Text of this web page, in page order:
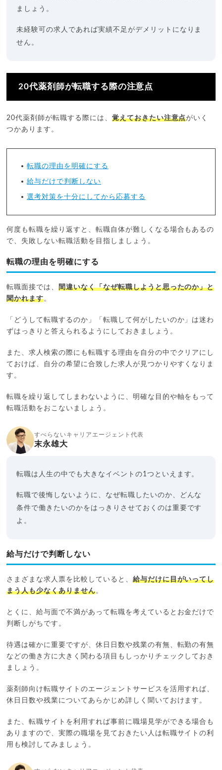
ましょう。
未経験可の求人であれば実績不足がデメリットになりま
せん。
20代薬剤師が転職する際の注意点
20代薬剤師が転職する際には、 覚えておきたい注意点がいく
つかあります。
転職の理由を明確にする
給与だけで判断しない
選考対策を十分にしてから応募する
何度も転職を繰り返すと、転職自体が難しくなる場合もあるの
で、失敗しない転職活動を目指しましょう。
転職の理由を明確にする
転職面接では、間違いなく「なぜ転職しようと思ったのか」と
聞かれます。
「どうして転職するのか」「転職して何がしたいのか」は迷わ
ずはっきりと答えられるようにしておきましょう。
また、求人検索の際にも転職する理由を自分の中でクリアにし
ておけば、自分の希望に合致した求人が見つかりやすくなりま
す。
転職を繰り返してしまわないように、明確な目的や軸をもって
転職活動をおこないましょう。
すべらないキャリアエージェント代表
末永雄大
転職は人生の中でも大きなイベントの1つといえます。
転職で後悔しないように、なぜ転職したいのか、どんな
条件で働きたいのかをはっきりさせておくのは重要です
よ。
給与だけで判断しない
さまざまな求人票を比較していると、 給与だけに目がいってし
まう人も少なくありません。
とくに、給与面で不満があって転職を考えているとお金だけで
判断しがちです。
待遇は確かに重要ですが、休日日数や残業の有無、転勤の有無
などの働き方に大きく関わる項目もしっかりチェックしておき
ましょう。
薬剤師向け転職サイトのエージェントサービスを活用すれば、
休日日数や残業についてあらかじめ詳しく聞いておけます。
また、転職サイトを利用すれば事前に職場見学ができる場合も
ありますので、実際の職場を見ておきたい人は転職サイトの利
用も検討してみましょう。